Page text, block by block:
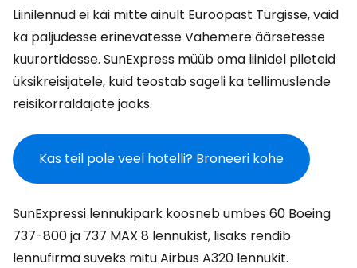
Liinilennud ei käi mitte ainult Euroopast Türgisse, vaid
ka paljudesse erinevatesse Vahemere äärsetesse
kuurortidesse. SunExpress müüb oma liinidel pileteid
üksikreisijatele, kuid teostab sageli ka tellimuslende
reisikorraldajate jaoks.
Kas teil pole veel hotelli? Broneeri kohe
SunExpressi lennukipark koosneb umbes 60 Boeing
737-800 ja 737 MAX 8 lennukist, lisaks rendib
lennufirma suveks mitu Airbus A320 lennukit.